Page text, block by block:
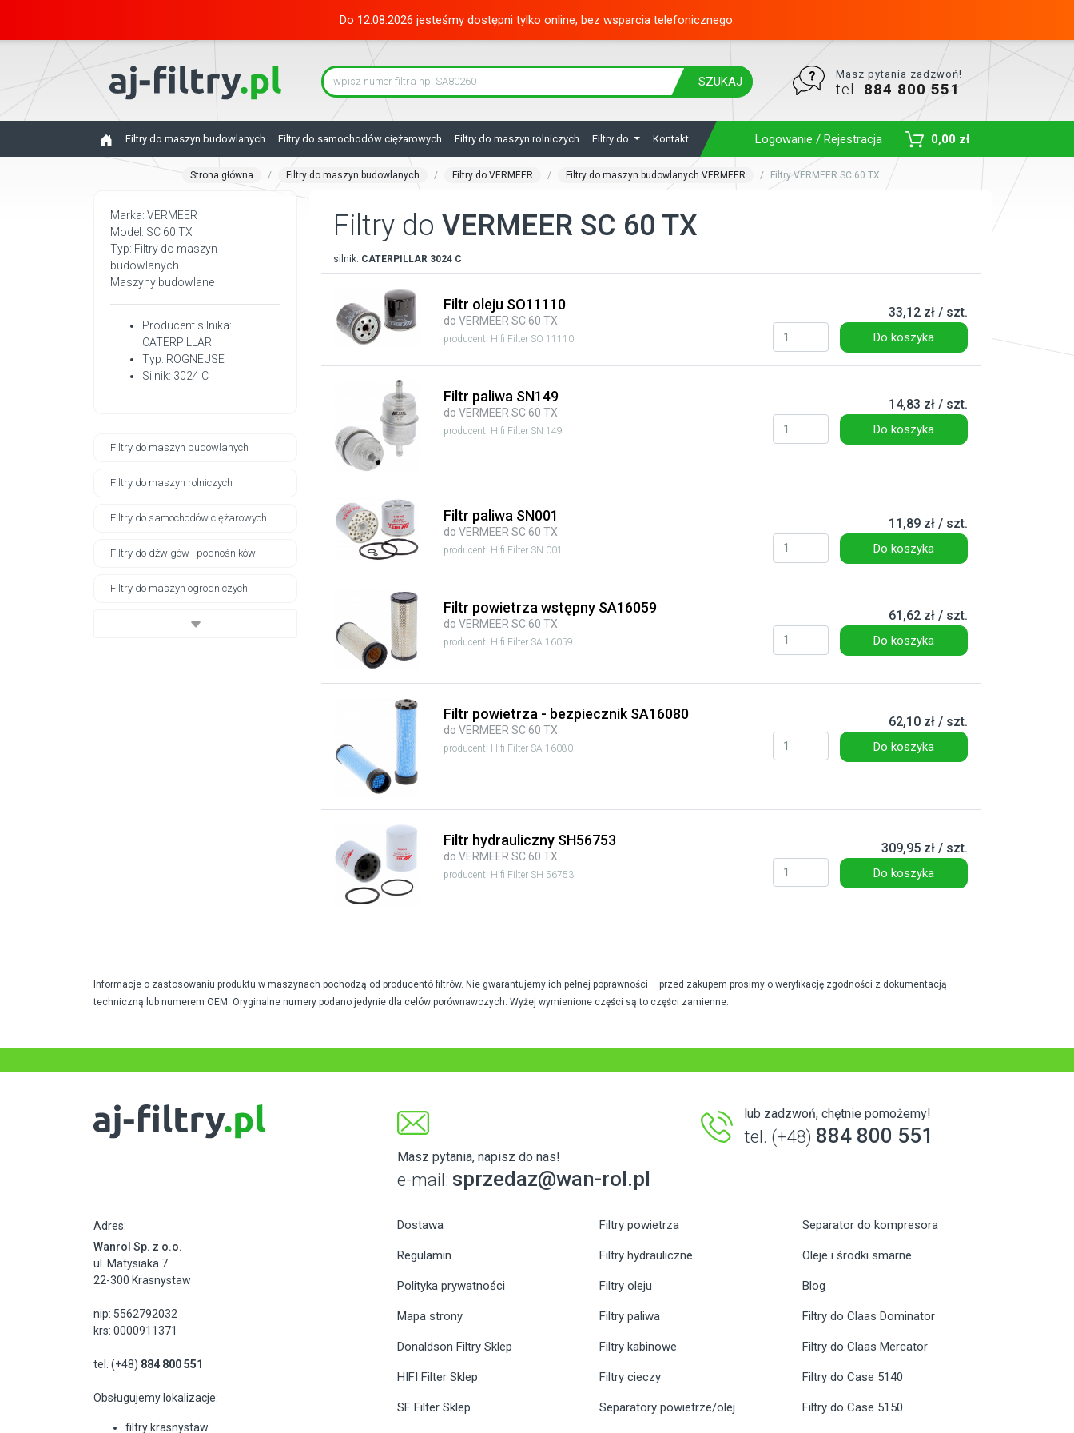
Do 12.08.2026 jesteśmy dostępni tylko online, bez wsparcia telefonicznego.
SZUKAJ
Masz pytania zadzwoń!
tel. 884 800 551
Filtry do maszyn budowlanych Filtry do samochodów ciężarowych Filtry do maszyn rolniczych Filtry do Kontakt Logowanie / Rejestracja 0,00 zł
Strona główna Filtry do maszyn budowlanych Filtry do VERMEER Filtry do maszyn budowlanych VERMEER Filtry VERMEER SC 60 TX
Marka: VERMEER
Model: SC 60 TX
Typ: Filtry do maszyn
budowlanych
Maszyny budowlane
Producent silnika:
CATERPILLAR
Typ: ROGNEUSE
Silnik: 3024 C
Filtry do maszyn budowlanych
Filtry do maszyn rolniczych
Filtry do samochodów ciężarowych
Filtry do dźwigów i podnośników
Filtry do maszyn ogrodniczych
Filtry do VERMEER SC 60 TX
silnik: CATERPILLAR 3024 C
Filtr oleju SO11110
do VERMEER SC 60 TX
producent: Hifi Filter SO 11110
33,12 zł / szt.
Do koszyka
Filtr paliwa SN149
do VERMEER SC 60 TX
producent: Hifi Filter SN 149
14,83 zł / szt.
Do koszyka
Filtr paliwa SN001
do VERMEER SC 60 TX
producent: Hifi Filter SN 001
11,89 zł / szt.
Do koszyka
Filtr powietrza wstępny SA16059
do VERMEER SC 60 TX
producent: Hifi Filter SA 16059
61,62 zł / szt.
Do koszyka
Filtr powietrza - bezpiecznik SA16080
do VERMEER SC 60 TX
producent: Hifi Filter SA 16080
62,10 zł / szt.
Do koszyka
Filtr hydrauliczny SH56753
do VERMEER SC 60 TX
producent: Hifi Filter SH 56753
309,95 zł / szt.
Do koszyka
Informacje o zastosowaniu produktu w maszynach pochodzą od producentó filtrów. Nie gwarantujemy ich pełnej poprawności – przed zakupem prosimy o weryfikację zgodności z dokumentacją
techniczną lub numerem OEM. Oryginalne numery podano jedynie dla celów porównawczych. Wyżej wymienione części są to części zamienne.
Masz pytania, napisz do nas!
e-mail: sprzedaz@wan-rol.pl
lub zadzwoń, chętnie pomożemy!
tel. (+48) 884 800 551
Adres:
Wanrol Sp. z o.o.
ul. Matysiaka 7
22-300 Krasnystaw
nip: 5562792032
krs: 0000911371
tel. (+48) 884 800 551
Obsługujemy lokalizacje:
filtry krasnystaw
Dostawa
Regulamin
Polityka prywatności
Mapa strony
Donaldson Filtry Sklep
HIFI Filter Sklep
SF Filter Sklep
Filtry powietrza
Filtry hydrauliczne
Filtry oleju
Filtry paliwa
Filtry kabinowe
Filtry cieczy
Separatory powietrze/olej
Separator do kompresora
Oleje i środki smarne
Blog
Filtry do Claas Dominator
Filtry do Claas Mercator
Filtry do Case 5140
Filtry do Case 5150